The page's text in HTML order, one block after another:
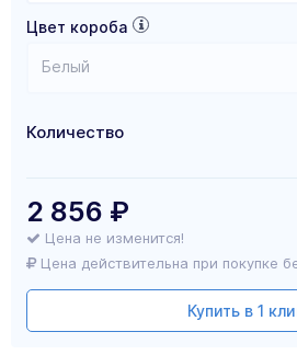
Цвет короба
Белый
Количество
2 856 ₽
Цена не изменится!
Цена действительна при покупке
Купить в 1